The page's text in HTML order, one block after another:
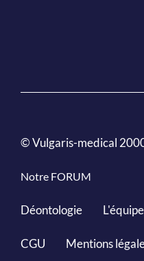
© Vulgaris-medical
Notre FORUM
Déontologie L'équipe
CGU Mentions